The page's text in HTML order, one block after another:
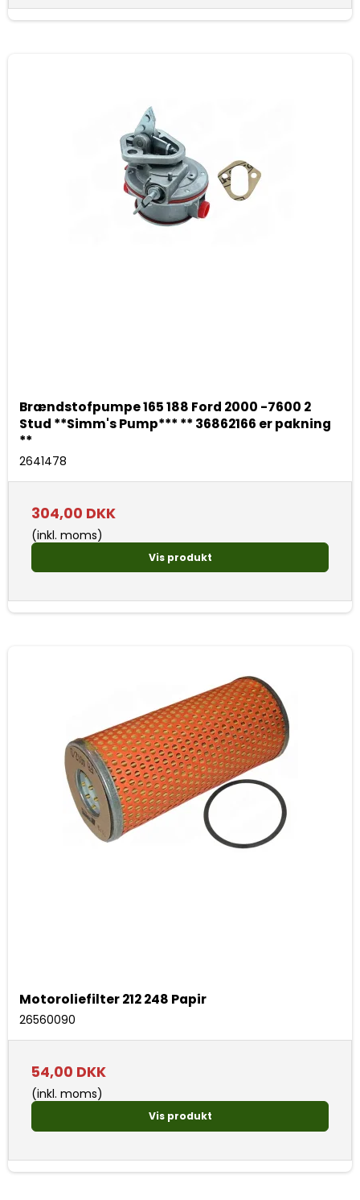
Brændstofpumpe 165 188 Ford 2000 -7600 2
Stud **Simm's Pump*** ** 36862166 er pakning
**
2641478
304,00 DKK
(inkl. moms)
Vis produkt
Motoroliefilter 212 248 Papir
26560090
54,00 DKK
(inkl. moms)
Vis produkt